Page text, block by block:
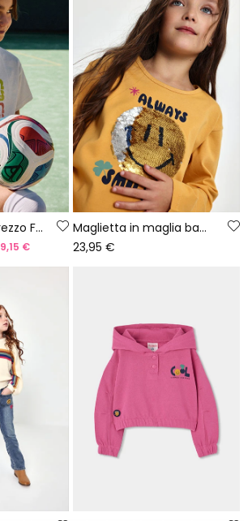
Maglietta color grezzo FIFA WORLD CUP 2026© X Boboli
9,15 €
Maglietta in maglia bambina gialla con paillettes smiley
23,95 €